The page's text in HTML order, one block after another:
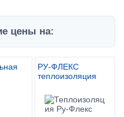
цены на:
РУ-ФЛЕКС
теплоизоляция